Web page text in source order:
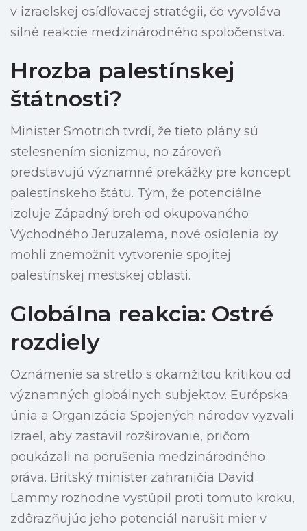
v izraelskej osídľovacej stratégii, čo vyvoláva
silné reakcie medzinárodného spoločenstva.
Hrozba palestínskej
štátnosti?
Minister Smotrich tvrdí, že tieto plány sú
stelesnením sionizmu, no zároveň
predstavujú významné prekážky pre koncept
palestínskeho štátu. Tým, že potenciálne
izoluje Západný breh od okupovaného
Východného Jeruzalema, nové osídlenia by
mohli znemožniť vytvorenie spojitej
palestínskej mestskej oblasti.
Globálna reakcia: Ostré
rozdiely
Oznámenie sa stretlo s okamžitou kritikou od
významných globálnych subjektov. Európska
únia a Organizácia Spojených národov vyzvali
Izrael, aby zastavil rozširovanie, pričom
poukázali na porušenia medzinárodného
práva. Britský minister zahraničia David
Lammy rozhodne vystúpil proti tomuto kroku,
zdôrazňujúc jeho potenciál narušiť mier v